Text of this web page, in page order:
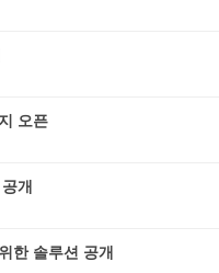
오픈
개
한 솔루션 공개